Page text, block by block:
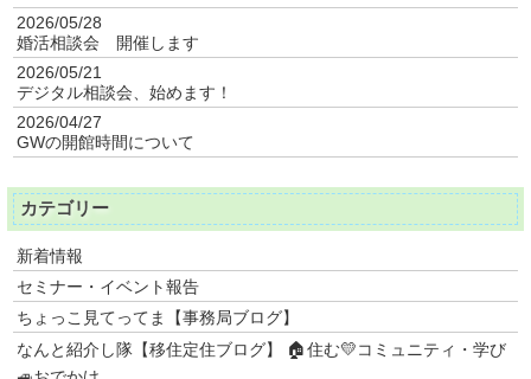
2026/05/28
婚活相談会 開催します
2026/05/21
デジタル相談会、始めます！
2026/04/27
GWの開館時間について
カテゴリー
新着情報
セミナー・イベント報告
ちょっこ見てってま【事務局ブログ】
なんと紹介し隊【移住定住ブログ】 🏠住む💛コミュニティ・学び